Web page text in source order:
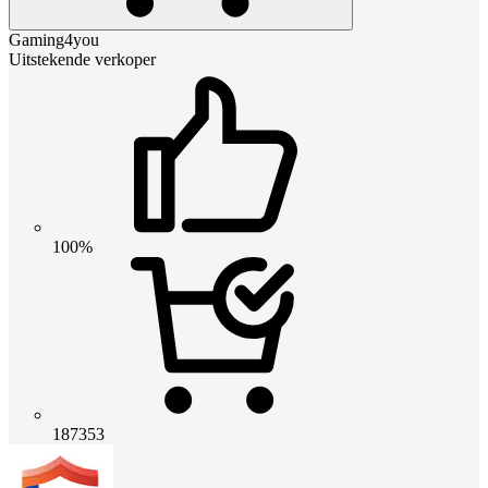
Gaming4you
Uitstekende verkoper
100%
187353